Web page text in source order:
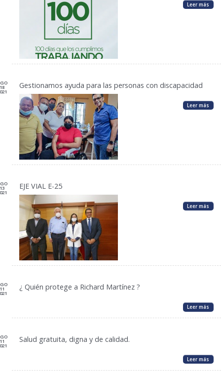
Leer más
18 Gestionamos ayuda para las personas con discapacidad
Leer más
13 EJE VIAL E-25
Leer más
11 ¿ Quién protege a Richard Martínez ?
Leer más
11 Salud gratuita, digna y de calidad.
Leer más